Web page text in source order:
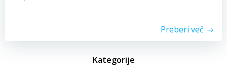
Preberi več
Kategorije